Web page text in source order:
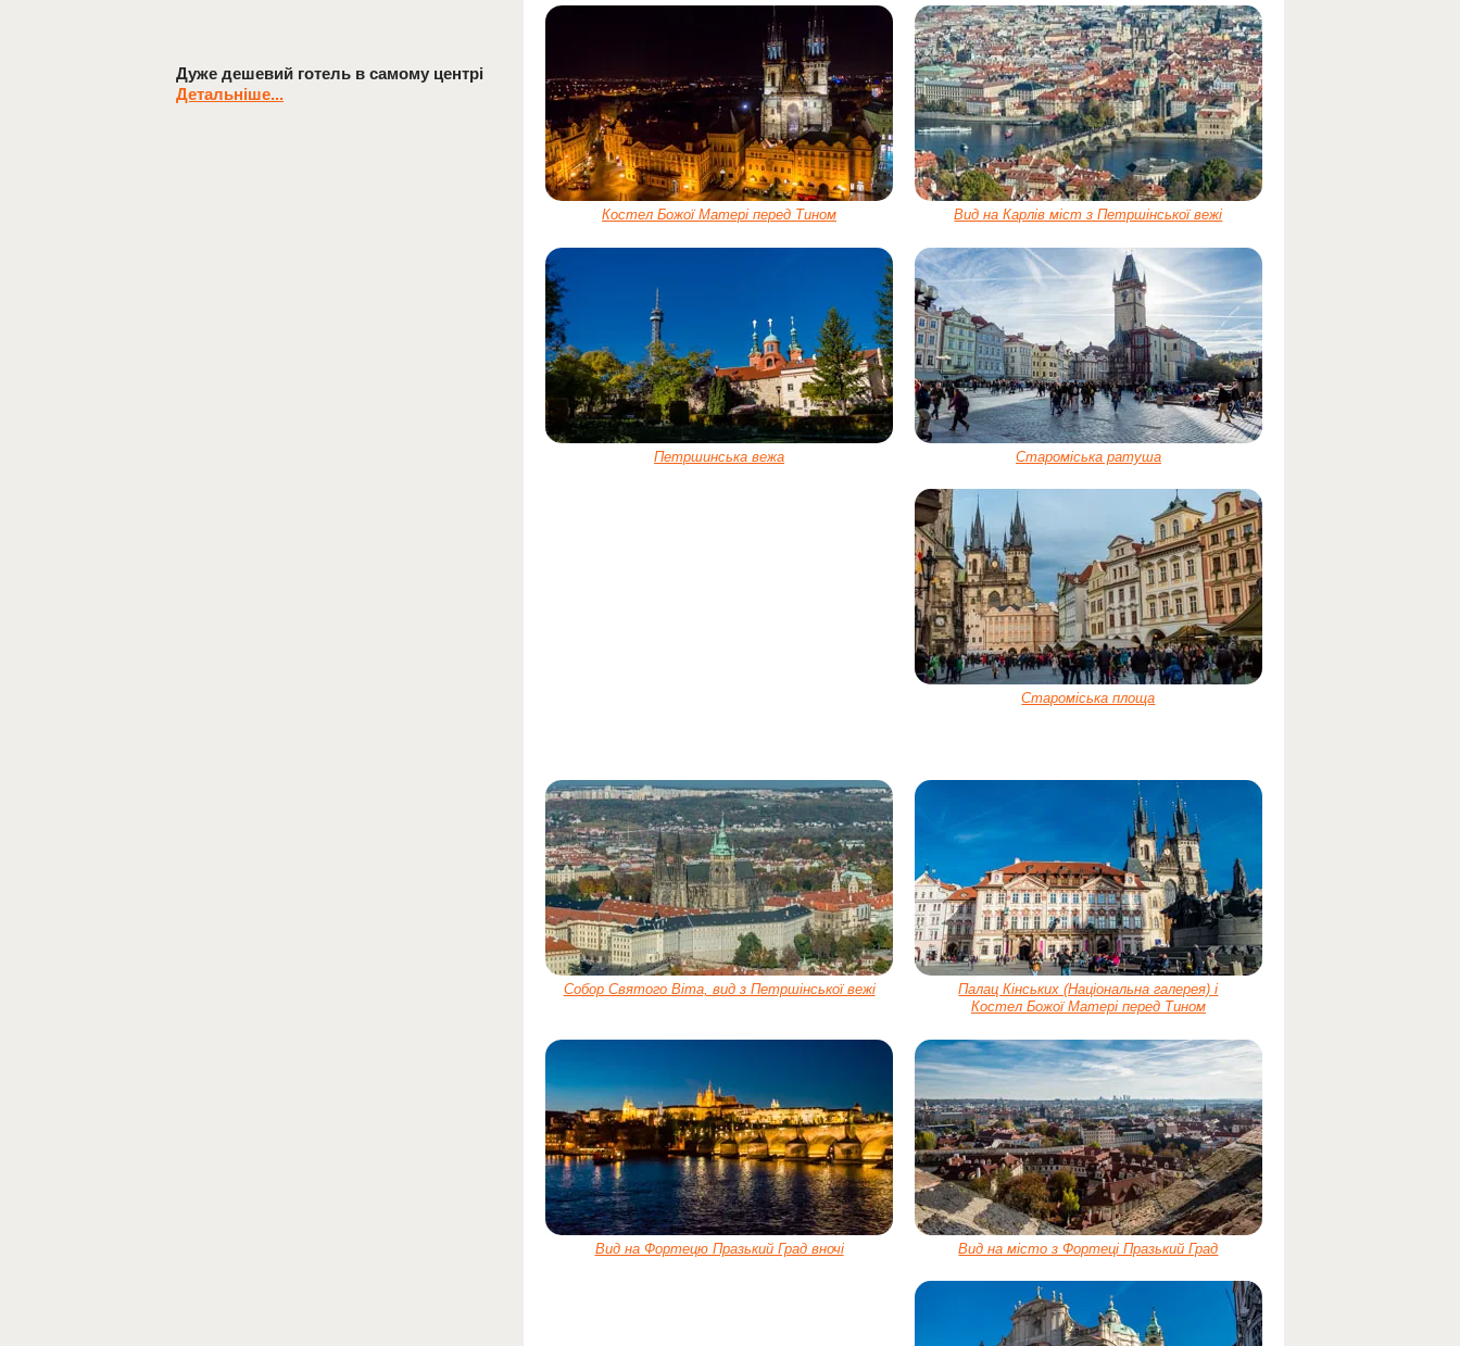
Костел Божої Матері перед Тином Вид на Карлів міст з Петршінської вежі
Петршинська вежа Староміська ратуша
Староміська площа
Собор Святого Віта, вид з Петршінської вежі
Палац Кінських (Національна галерея) і
Костел Божої Матері перед Тином
Вид на Фортецю Празький Град вночі Вид на місто з Фортеці Празький Град
Дуже дешевий готель в самому центрі
Детальніше...